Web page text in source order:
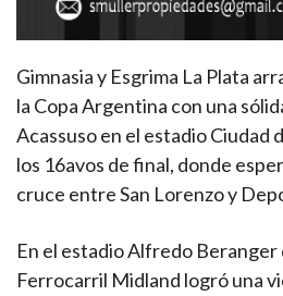
Gimnasia y Esgrima La Plata
la Copa Argentina con una
Acassuso en el estadio Ciudad
los 16avos de final, donde
cruce entre San Lorenzo y
En el estadio Alfredo Beranger
Ferrocarril Midland logró una